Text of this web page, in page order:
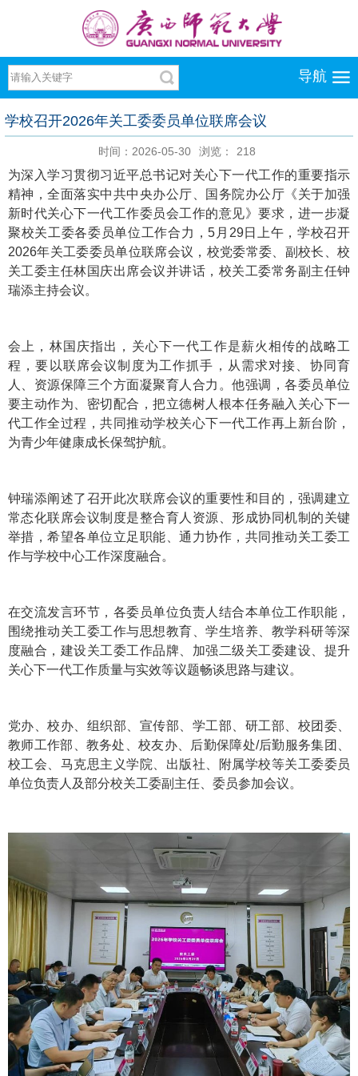
导航
学校召开2026年关工委委员单位联席会议
时间：2026-05-30 浏览： 218
为深入学习贯彻习近平总书记对关心下一代工作的重要指示
精神，全面落实中共中央办公厅、国务院办公厅《关于加强
新时代关心下一代工作委员会工作的意见》要求，进一步凝
聚校关工委各委员单位工作合力，5月29日上午，学校召开
2026年关工委委员单位联席会议，校党委常委、副校长、校
关工委主任林国庆出席会议并讲话，校关工委常务副主任钟
瑞添主持会议。
会上，林国庆指出，关心下一代工作是薪火相传的战略工
程，要以联席会议制度为工作抓手，从需求对接、协同育
人、资源保障三个方面凝聚育人合力。他强调，各委员单位
要主动作为、密切配合，把立德树人根本任务融入关心下一
代工作全过程，共同推动学校关心下一代工作再上新台阶，
为青少年健康成长保驾护航。
钟瑞添阐述了召开此次联席会议的重要性和目的，强调建立
常态化联席会议制度是整合育人资源、形成协同机制的关键
举措，希望各单位立足职能、通力协作，共同推动关工委工
作与学校中心工作深度融合。
在交流发言环节，各委员单位负责人结合本单位工作职能，
围绕推动关工委工作与思想教育、学生培养、教学科研等深
度融合，建设关工委工作品牌、加强二级关工委建设、提升
关心下一代工作质量与实效等议题畅谈思路与建议。
党办、校办、组织部、宣传部、学工部、研工部、校团委、
教师工作部、教务处、校友办、后勤保障处/后勤服务集团、
校工会、马克思主义学院、出版社、附属学校等关工委委员
单位负责人及部分校关工委副主任、委员参加会议。